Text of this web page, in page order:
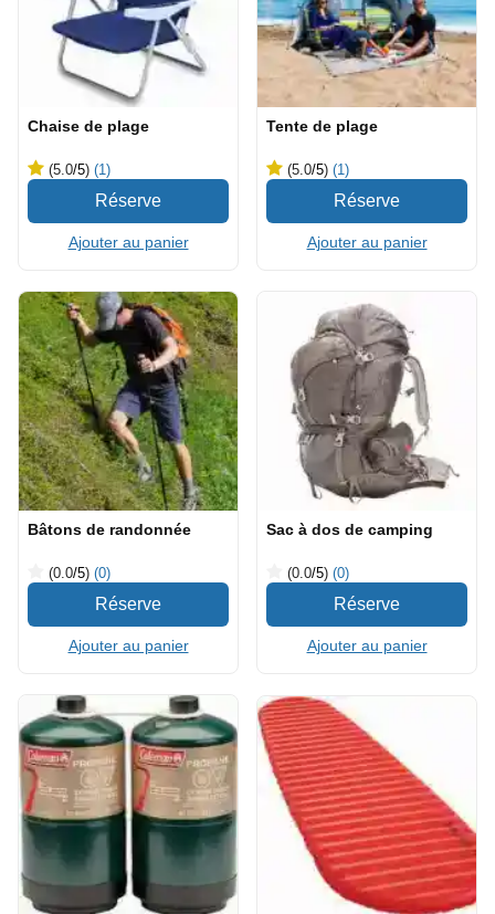
Chaise de plage
(5.0/5) (1)
Ajouter au panier
Tente de plage
(5.0/5) (1)
Ajouter au panier
Bâtons de randonnée
(0.0/5) (0)
Ajouter au panier
Sac à dos de camping
(0.0/5) (0)
Ajouter au panier